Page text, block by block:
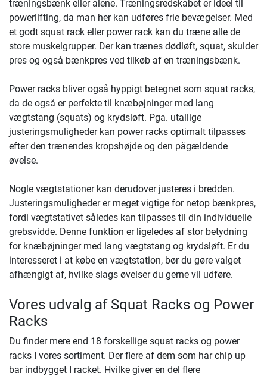
træningsbænk eller alene. Træningsredskabet er ideel til
powerlifting, da man her kan udføres frie bevægelser. Med
et godt squat rack eller power rack kan du træne alle de
store muskelgrupper. Der kan trænes dødløft, squat, skulder
pres og også bænkpres ved tilkøb af en træningsbænk.
Power racks bliver også hyppigt betegnet som squat racks,
da de også er perfekte til knæbøjninger med lang
vægtstang (squats) og krydsløft. Pga. utallige
justeringsmuligheder kan power racks optimalt tilpasses
efter den trænendes kropshøjde og den pågældende
øvelse.
Nogle vægtstationer kan derudover justeres i bredden.
Justeringsmuligheder er meget vigtige for netop bænkpres,
fordi vægtstativet således kan tilpasses til din individuelle
grebsvidde. Denne funktion er ligeledes af stor betydning
for knæbøjninger med lang vægtstang og krydsløft. Er du
interesseret i at købe en vægtstation, bør du gøre valget
afhængigt af, hvilke slags øvelser du gerne vil udføre.
Vores udvalg af Squat Racks og Power
Racks
Du finder mere end 18 forskellige squat racks og power
racks I vores sortiment. Der flere af dem som har chip up
bar indbygget I racket. Hvilke giver en del flere